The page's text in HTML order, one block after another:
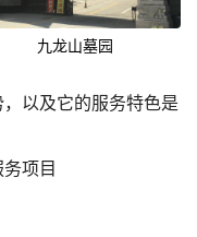
九龙山墓园
以及它的服务特色是
项目